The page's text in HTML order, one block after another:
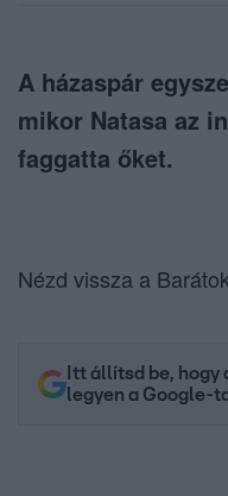
A házaspár
mikor Natasa az
faggatta őket.
Nézd vissza a
Itt állítsd be, hogy
legyen a Google-